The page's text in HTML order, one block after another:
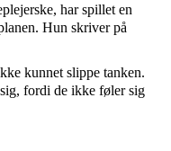
har spillet en
Hun skriver på
kunnet slippe tanken.
fordi de ikke føler sig